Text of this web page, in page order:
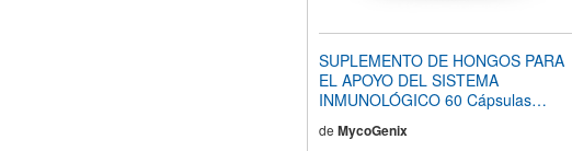
SUPLEMENTO DE HONGOS PARA
EL APOYO DEL SISTEMA
INMUNOLÓGICO 60 Cápsulas
de MycoGenix